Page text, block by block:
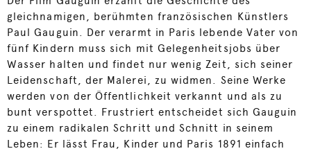
gleichnamigen, berühmten französischen Künstlers
Paul Gauguin. Der verarmt in Paris lebende Vater von
fünf Kindern muss sich mit Gelegenheitsjobs über
Wasser halten und findet nur wenig Zeit, sich seiner
Leidenschaft, der Malerei, zu widmen. Seine Werke
werden von der Öffentlichkeit verkannt und als zu
bunt verspottet. Frustriert entscheidet sich Gauguin
zu einem radikalen Schritt und Schnitt in seinem
Leben: Er lässt Frau, Kinder und Paris 1891 einfach